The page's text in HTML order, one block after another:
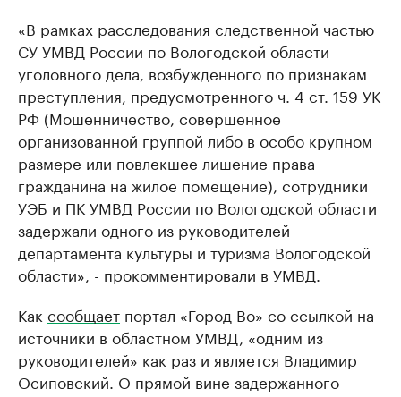
«В рамках расследования следственной частью
СУ УМВД России по Вологодской области
уголовного дела, возбужденного по признакам
преступления, предусмотренного ч. 4 ст. 159 УК
РФ (Мошенничество, совершенное
организованной группой либо в особо крупном
размере или повлекшее лишение права
гражданина на жилое помещение), сотрудники
УЭБ и ПК УМВД России по Вологодской области
задержали одного из руководителей
департамента культуры и туризма Вологодской
области», - прокомментировали в УМВД.
Как сообщает портал «Город Во» со ссылкой на
источники в областном УМВД, «одним из
руководителей» как раз и является Владимир
Осиповский. О прямой вине задержанного